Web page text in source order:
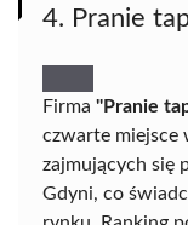
4. Pranie
Firma "Pranie
czwarte miejsce
zajmujących się
Gdyni, co